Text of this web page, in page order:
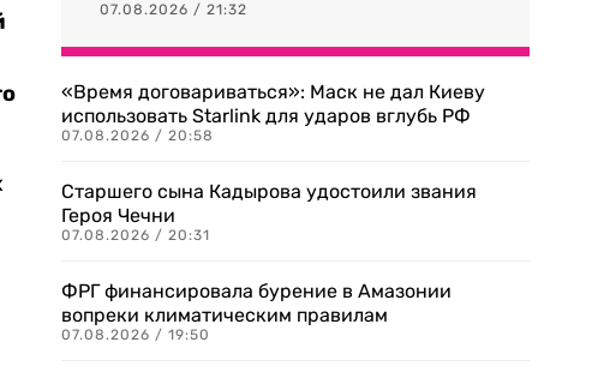
07.08.2026 / 21:32
«Время договариваться»: Маск не дал Киеву
использовать Starlink для ударов вглубь РФ
07.08.2026 / 20:58
Старшего сына Кадырова удостоили звания
Героя Чечни
07.08.2026 / 20:31
ФРГ финансировала бурение в Амазонии
вопреки климатическим правилам
07.08.2026 / 19:50